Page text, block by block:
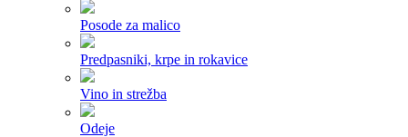
Posode za malico
Predpasniki, krpe in rokavice
Vino in strežba
Odeje